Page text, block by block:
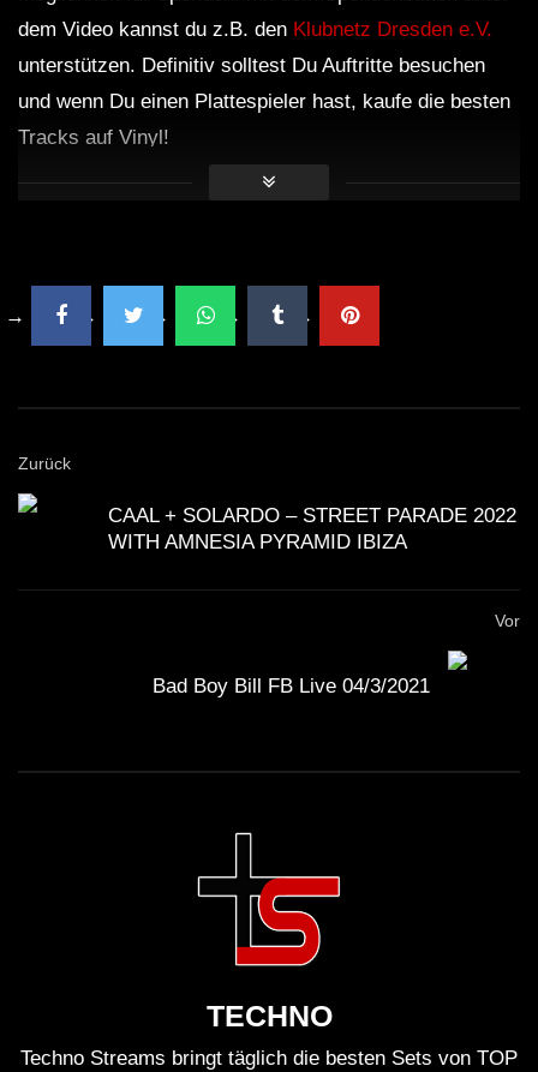
dem Video kannst du z.B. den Klubnetz Dresden e.V.
unterstützen. Definitiv solltest Du Auftritte besuchen
und wenn Du einen Plattespieler hast, kaufe die besten
Tracks auf Vinyl!
Zurück
CAAL + SOLARDO – STREET PARADE 2022
WITH AMNESIA PYRAMID IBIZA
Vor
Bad Boy Bill FB Live 04/3/2021
TECHNO
Techno Streams bringt täglich die besten Sets von TOP